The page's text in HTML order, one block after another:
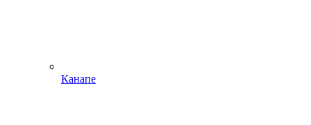
Канапе